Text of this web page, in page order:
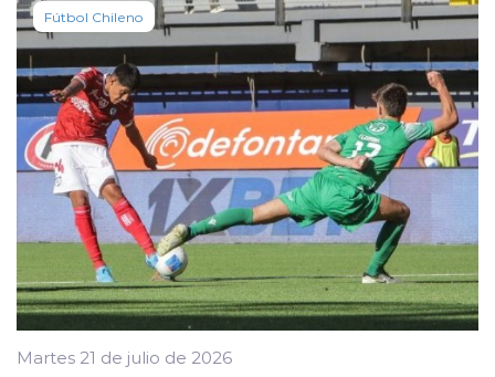
Fútbol Chileno
Martes 21 de julio de 2026